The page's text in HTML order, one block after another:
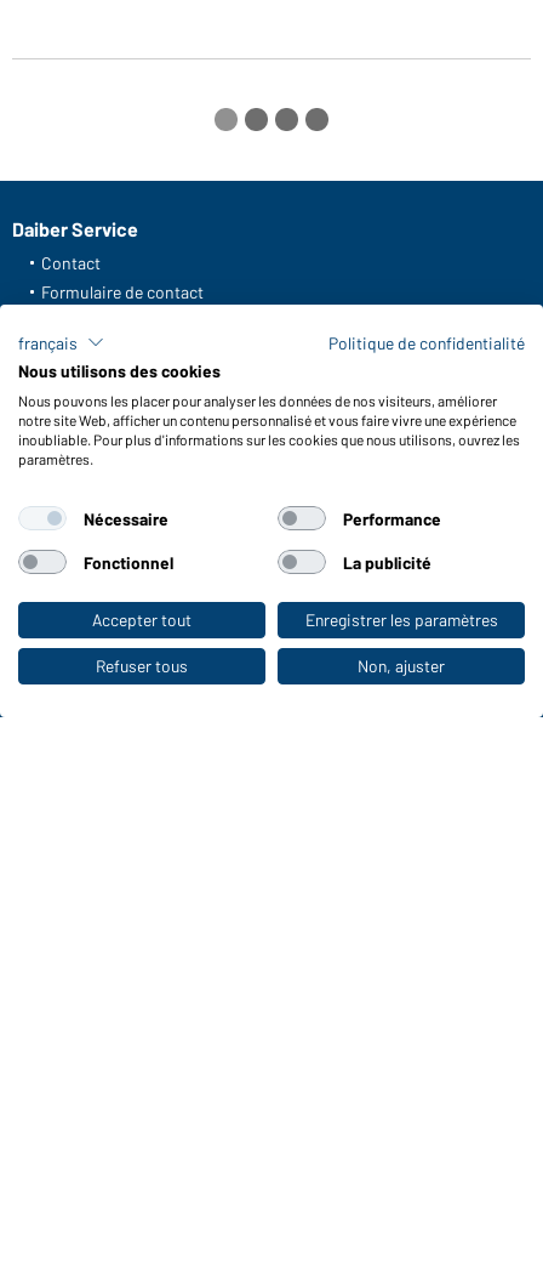
Vers la boutique pour particuliers
Daiber Service
Contact
Formulaire de contact
FAQ / Manuel d' utilisation
Vérifier le stock
Reporting system according to whistleblower protection act
Fonctions et entretien
Conseils d'entretien
Tailles
Couleurs
WORKWEAR COLLECTION
Le choix idéal pour les professionnels :
français
Politique de confidentialité
Nous utilisons des cookies
Nous pouvons les placer pour analyser les données de nos visiteurs, améliorer
notre site Web, afficher un contenu personnalisé et vous faire vivre une expérience
inoubliable. Pour plus d'informations sur les cookies que nous utilisons, ouvrez les
paramètres.
Nécessaire Performance
Fonctionnel La publicité
Accepter tout Enregistrer les paramètres
Refuser tous Non, ajuster